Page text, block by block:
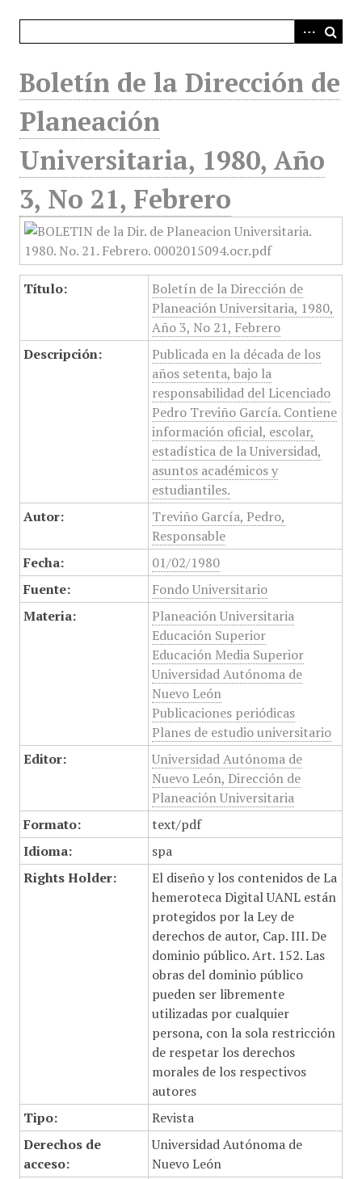
Boletín de la Dirección de
Planeación
Universitaria, 1980, Año
3, No 21, Febrero
Título:
Boletín de la Dirección de
Planeación Universitaria, 1980,
Año 3, No 21, Febrero
Descripción:
Publicada en la década de los
años setenta, bajo la
responsabilidad del Licenciado
Pedro Treviño García. Contiene
información oficial, escolar,
estadística de la Universidad,
asuntos académicos y
estudiantiles.
Autor:
Treviño García, Pedro,
Responsable
Fecha:
01/02/1980
Fuente:
Fondo Universitario
Materia:
Planeación Universitaria
Educación Superior
Educación Media Superior
Universidad Autónoma de
Nuevo León
Publicaciones periódicas
Planes de estudio universitario
Editor:
Universidad Autónoma de
Nuevo León, Dirección de
Planeación Universitaria
Formato:
text/pdf
Idioma:
spa
Rights Holder:
El diseño y los contenidos de La
hemeroteca Digital UANL están
protegidos por la Ley de
derechos de autor, Cap. III. De
dominio público. Art. 152. Las
obras del dominio público
pueden ser libremente
utilizadas por cualquier
persona, con la sola restricción
de respetar los derechos
morales de los respectivos
autores
Tipo:
Revista
Derechos de
acceso:
Universidad Autónoma de
Nuevo León